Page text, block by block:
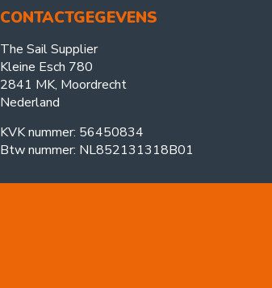
CONTACTGEGEVENS
The Sail Supplier
Kleine Esch 780
2841 MK, Moordrecht
Nederland
KVK nummer: 56450834
Btw nummer: NL852131318B01